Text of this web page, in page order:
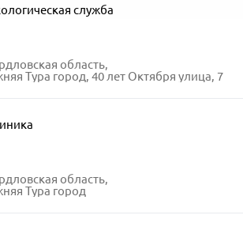
служба
область,
Тура город, 40 лет Октября улица, 7
область,
Тура город